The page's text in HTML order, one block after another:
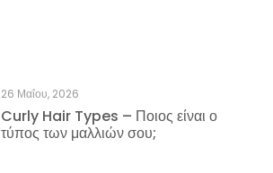
26 Μαΐου, 2026
Curly Hair Types – Ποιος είναι ο
τύπος των μαλλιών σου;